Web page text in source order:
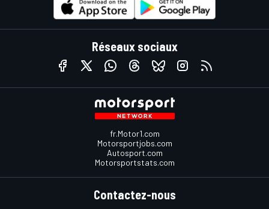
Réseaux sociaux
fr.Motor1.com
Motorsportjobs.com
Autosport.com
Motorsportstats.com
Contactez-nous